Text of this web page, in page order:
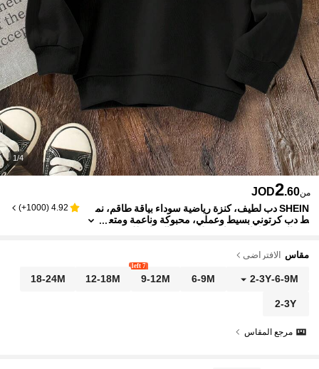
1/4
من JOD2.60
SHEIN دب لطيف، كنزة رياضية سوداء بياقة طاقم، نم
ط دب كرتوني بسيط وعملي، محبوكة وناعمة ومتع
4.92
(
1000+
)
مقاس الافتراضي
6-9M
-
2-3Y
6-9M
9-12M
7 left
12-18M
18-24M
2-3Y
مرجع المقاس